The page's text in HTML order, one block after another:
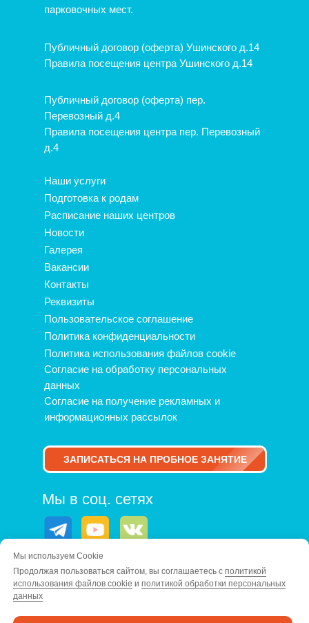
парковочных мест.
Публичный договор (оферта) Ушинского д.14
Правила посещения центра Ушинского д.14
Публичный договор (оферта) пер.
Перевозный д.4
Правила посещения центра пер. Перевозный
д.4
Наши услуги
Подготовка к родам
Расписание наших центров
Новости
Галерея
Вакансии
Контакты
Реквизиты
Пользовательское соглашение
Политика конфиденциальности
Политика использования файлов cookie
Согласие на обработку персональных
данных
Согласие на получение рекламных и
информационных рассылок
ЗАПИСАТЬСЯ НА ПРОБНОЕ ЗАНЯТИЕ
Мы в соц. сетях
Контакты
Мы используем Cookie
Продолжая пользоваться сайтом, вы соглашаетесь с политикой
использования файлов cookie и политикой обработки персональных
данных